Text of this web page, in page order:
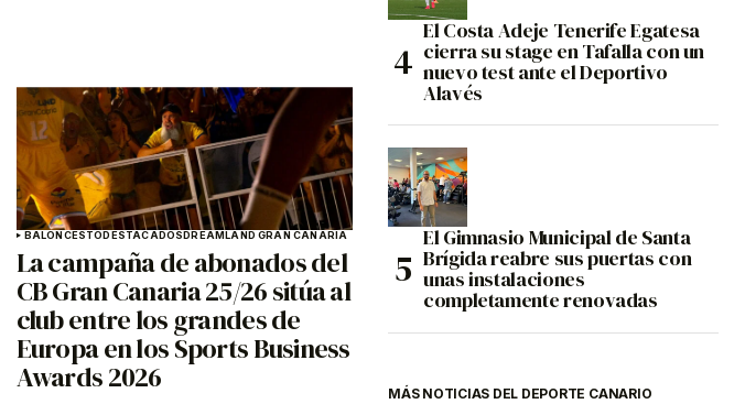
BALONCESTODESTACADOSDREAMLAND GRAN CANARIA
La campaña de abonados del
CB Gran Canaria 25/26 sitúa al
club entre los grandes de
Europa en los Sports Business
Awards 2026
El Costa Adeje Tenerife Egatesa
cierra su stage en Tafalla con un
nuevo test ante el Deportivo
Alavés
El Gimnasio Municipal de Santa
Brígida reabre sus puertas con
unas instalaciones
completamente renovadas
MÁS NOTICIAS DEL DEPORTE CANARIO